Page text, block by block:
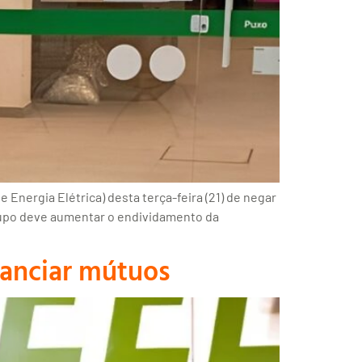
Energia Elétrica) desta terça-feira (21) de negar
deve aumentar o endividamento da
mútuos